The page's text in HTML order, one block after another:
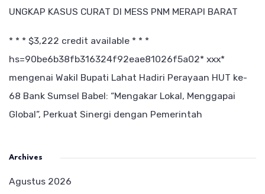
UNGKAP KASUS CURAT DI MESS PNM MERAPI BARAT
* * * $3,222 credit available * * *
hs=90be6b38fb316324f92eae81026f5a02* ххх*
mengenai Wakil Bupati Lahat Hadiri Perayaan HUT ke-
68 Bank Sumsel Babel: “Mengakar Lokal, Menggapai
Global”, Perkuat Sinergi dengan Pemerintah
Archives
Agustus 2026